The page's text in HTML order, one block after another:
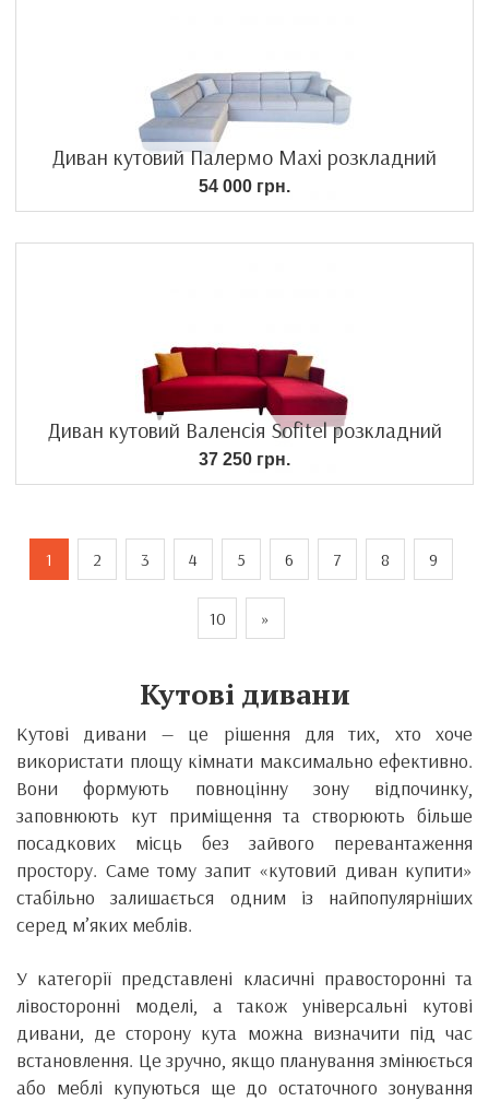
Диван кутовий Палермо Maxi розкладний
54 000 грн.
Диван кутовий Валенсія Sofitel розкладний
37 250 грн.
1 2 3 4 5 6 7 8 9
10 »
Кутові дивани
Кутові дивани — це рішення для тих, хто хоче
використати площу кімнати максимально ефективно.
Вони формують повноцінну зону відпочинку,
заповнюють кут приміщення та створюють більше
посадкових місць без зайвого перевантаження
простору. Саме тому запит «кутовий диван купити»
стабільно залишається одним із найпопулярніших
серед м’яких меблів.
У категорії представлені класичні правосторонні та
лівосторонні моделі, а також універсальні кутові
дивани, де сторону кута можна визначити під час
встановлення. Це зручно, якщо планування змінюється
або меблі купуються ще до остаточного зонування